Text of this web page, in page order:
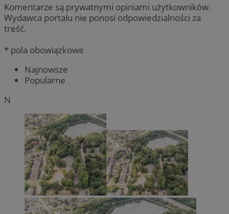
Komentarze są prywatnymi opiniami użytkowników.
Wydawca portalu nie ponosi odpowiedzialności za
treść.
* pola obowiązkowe
Najnowsze
Popularne
N